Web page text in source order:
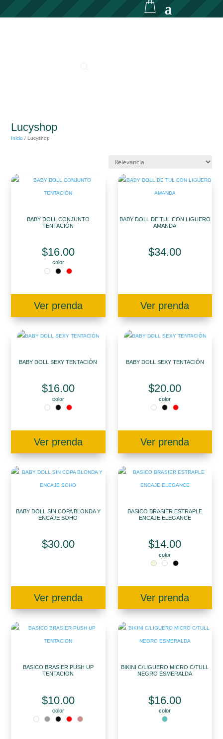
Lucyshop
Inicio /Lucyshop
BABY DOLL CONJUNTO
TENTACIÓN
$16.00
color
Ver prenda
BABY DOLL DE TUL CON LIGUERO
AMANDA
$34.00
Ver prenda
BABY DOLL SEXY TENTACIÓN
$16.00
color
Ver prenda
BABY DOLL SEXY TENTACIÓN
$20.00
color
Ver prenda
BABY DOLL SIN COPA BLONDA Y
ENCAJE SOHO
$30.00
Ver prenda
BASICO BRASIER ESTRAPLE
ENCAJE ELEGANCE
$14.00
color
Ver prenda
BASICO BRASIER PUSH UP
TENTACION
$10.00
color
BIKINI C/LIGUERO MICRO C/TULL
NEGRO ESMERALDA
$16.00
color